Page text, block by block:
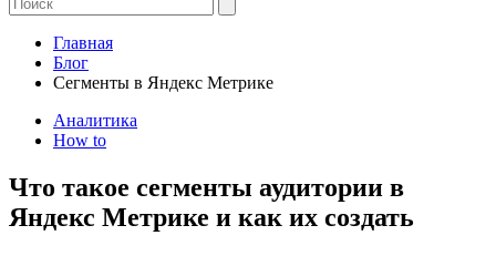
Главная
Блог
Сегменты в Яндекс Метрике
Аналитика
How to
Что такое сегменты аудитории в
Яндекс Метрике и как их создать